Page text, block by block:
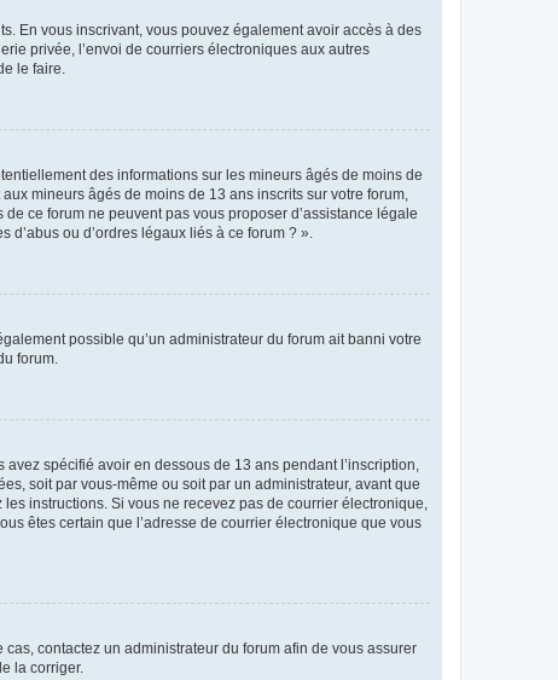
En vous inscrivant, vous pouvez également avoir accès à des
privée, l’envoi de courriers électroniques aux autres
le faire.
des informations sur les mineurs âgés de moins de
mineurs âgés de moins de 13 ans inscrits sur votre forum,
ce forum ne peuvent pas vous proposer d’assistance légale
ou d’ordres légaux liés à ce forum ? ».
possible qu’un administrateur du forum ait banni votre
forum.
spécifié avoir en dessous de 13 ans pendant l’inscription,
soit par vous-même ou soit par un administrateur, avant que
instructions. Si vous ne recevez pas de courrier électronique,
êtes certain que l’adresse de courrier électronique que vous
contactez un administrateur du forum afin de vous assurer
la corriger.